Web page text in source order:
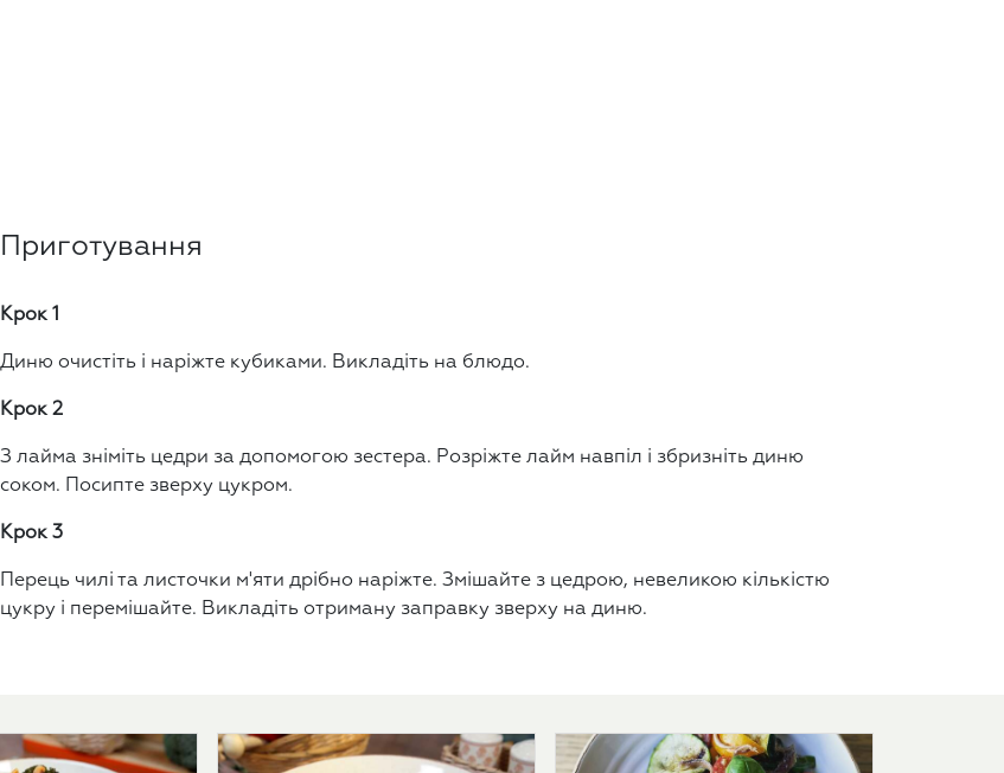
Приготування
Крок 1
Диню очистіть і наріжте кубиками. Викладіть на блюдо.
Крок 2
З лайма зніміть цедри за допомогою зестера. Розріжте лайм навпіл і збризніть диню
соком. Посипте зверху цукром.
Крок 3
Перець чилі та листочки м'яти дрібно наріжте. Змішайте з цедрою, невеликою кількістю
цукру і перемішайте. Викладіть отриману заправку зверху на диню.